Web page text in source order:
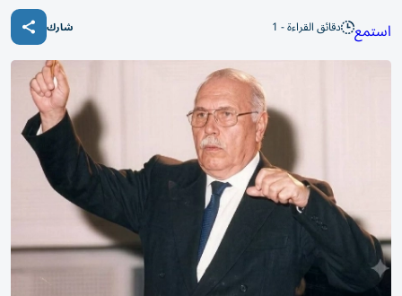
استمع دقائق القراءة - 1 شارك